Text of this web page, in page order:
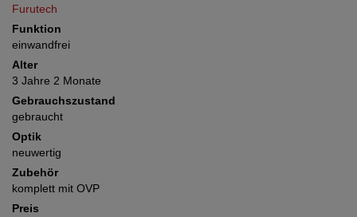
Furutech
Funktion
einwandfrei
Alter
3 Jahre 2 Monate
Gebrauchszustand
gebraucht
Optik
neuwertig
Zubehör
komplett mit OVP
Preis